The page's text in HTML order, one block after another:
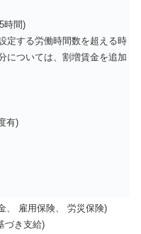
時間)
定する労働時間数を超える時
については、割増賃金を追加
有)
、 雇用保険、 労災保険)
づき支給)